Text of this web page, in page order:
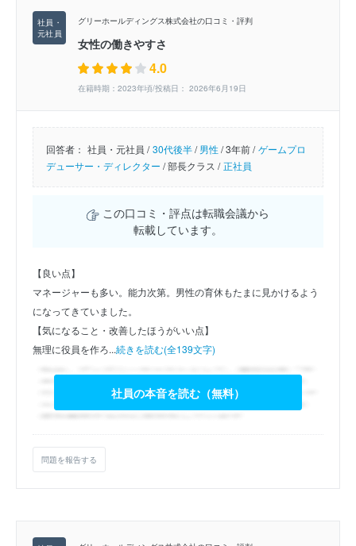
グリーホールディングス株式会社の口コミ・評判
女性の働きやすさ
4.0
在籍時期：2023年頃/投稿日： 2026年6月19日
回答者： 社員・元社員 / 30代後半/男性/3年前 / ゲームプロ
デューサー・ディレクター /部長クラス / 正社員
この口コミ・評点は転職会議から
転載しています。
【良い点】
マネージャーも多い。能力次第。男性の育休もたまに見かけるよう
になってきていました。
【気になること・改善したほうがいい点】
無理に役員を作ろ...続きを読む(全139文字)
社員の本音を読む（無料）
問題を報告する